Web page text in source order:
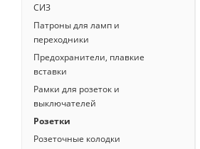
СИЗ
Патроны для ламп и
переходники
Предохранители, плавкие
вставки
Рамки для розеток и
выключателей
Розетки
Розеточные колодки